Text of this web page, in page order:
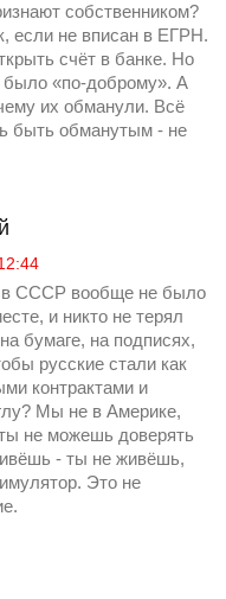
собственником?
если не вписан в ЕГРН.
счёт в банке. Но
было «по-доброму». А
их обманули. Всё
быть обманутым - не
в СССР вообще не было
и никто не терял
бумаге, на подписях,
русские стали как
контрактами и
Мы не в Америке,
не можешь доверять
- ты не живёшь,
Это не